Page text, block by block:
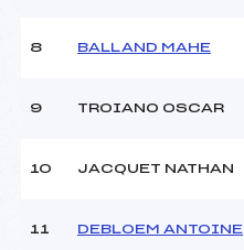
8 BALLAND MAHE
9 TROIANO OSCAR
10 JACQUET NATHAN
11 DEBLOEM ANTOINE